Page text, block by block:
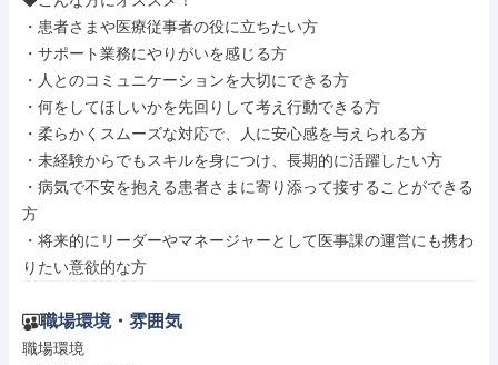
・患者さまや医療従事者の役に立ちたい方
・サポート業務にやりがいを感じる方
・人とのコミュニケーションを大切にできる方
・何をしてほしいかを先回りして考え行動できる方
・柔らかくスムーズな対応で、人に安心感を与えられる方
・未経験からでもスキルを身につけ、長期的に活躍したい方
・病気で不安を抱える患者さまに寄り添って接することができる
方
・将来的にリーダーやマネージャーとして医事課の運営にも携わ
りたい意欲的な方
職場環境・雰囲気
職場環境